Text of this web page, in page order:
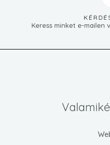
Keress minket e-